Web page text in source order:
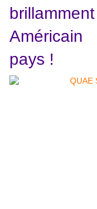
pays !